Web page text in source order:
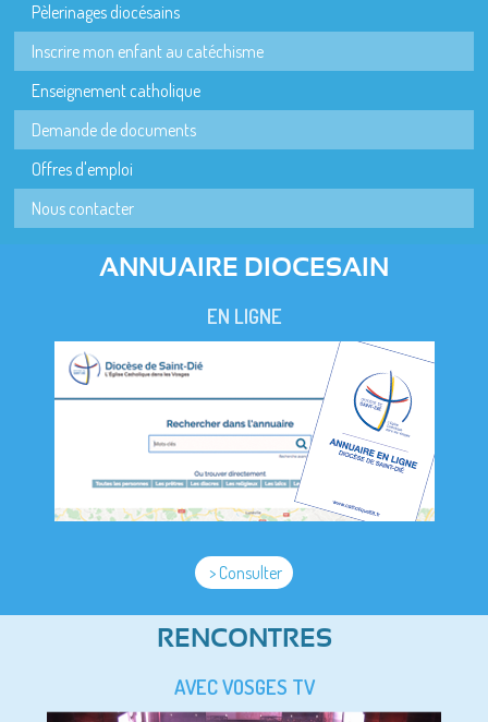
Pèlerinages diocésains
Inscrire mon enfant au catéchisme
Enseignement catholique
Demande de documents
Offres d'emploi
Nous contacter
ANNUAIRE DIOCESAIN
EN LIGNE
> Consulter
RENCONTRES
AVEC VOSGES TV